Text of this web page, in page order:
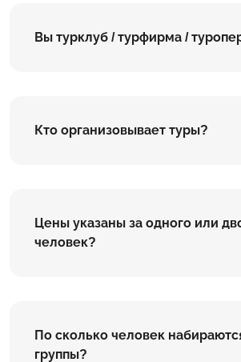
Вы турклуб / турфирма /
Кто организовывает туры?
Цены указаны за одного или
человек?
По сколько человек
группы?